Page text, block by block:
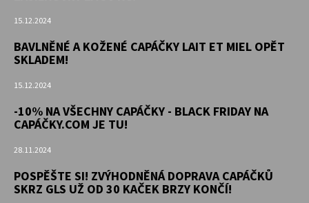
15.12.2024
BAVLNĚNÉ A KOŽENÉ CAPÁČKY LAIT ET MIEL OPĚT
SKLADEM!
15.12.2024
-10% NA VŠECHNY CAPÁČKY - BLACK FRIDAY NA
CAPÁČKY.COM JE TU!
28.11.2024
POSPĚŠTE SI! ZVÝHODNĚNÁ DOPRAVA CAPÁČKŮ
SKRZ GLS UŽ OD 30 KAČEK BRZY KONČÍ!